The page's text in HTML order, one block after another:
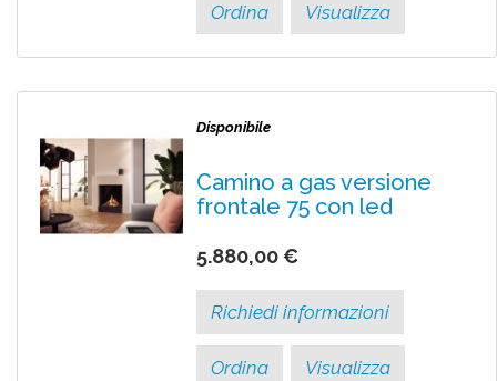
Ordina Visualizza
Disponibile
Camino a gas versione
frontale 75 con led
5.880,00 €
Richiedi informazioni
Ordina Visualizza